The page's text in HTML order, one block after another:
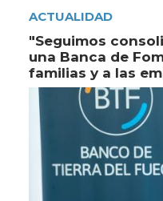
ACTUALIDAD
"Seguimos
una Banca de
familias y a las